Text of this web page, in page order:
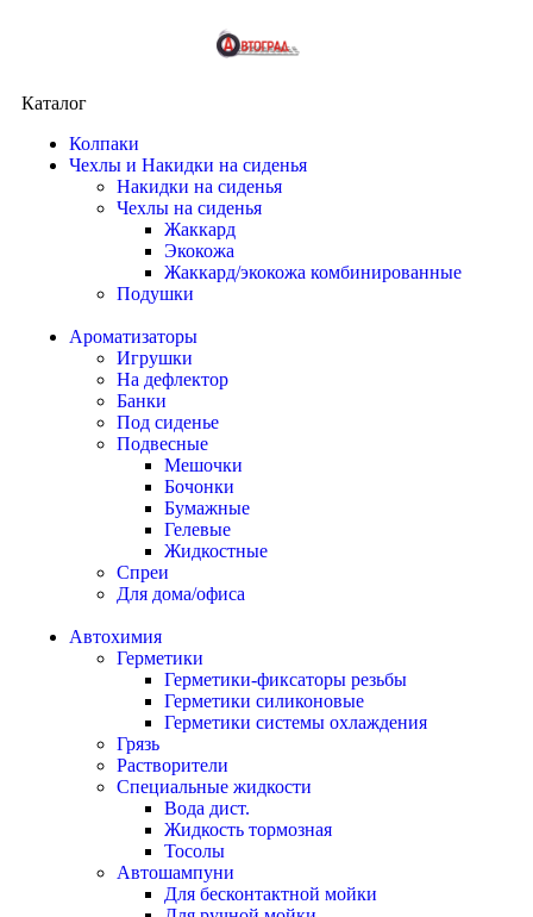
Каталог
Колпаки
Чехлы и Накидки на сиденья
Накидки на сиденья
Чехлы на сиденья
Жаккард
Экокожа
Жаккард/экокожа комбинированные
Подушки
Ароматизаторы
Игрушки
На дефлектор
Банки
Под сиденье
Подвесные
Мешочки
Бочонки
Бумажные
Гелевые
Жидкостные
Спреи
Для дома/офиса
Автохимия
Герметики
Герметики-фиксаторы резьбы
Герметики силиконовые
Герметики системы охлаждения
Грязь
Растворители
Специальные жидкости
Вода дист.
Жидкость тормозная
Тосолы
Автошампуни
Для бесконтактной мойки